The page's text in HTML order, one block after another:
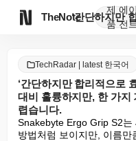
TheNote
제
품
에이
전트
TechRadar | latest 한국어
‘간단하지만 합리적으로
대비 훌륭하지만, 한 가지
렵습니다.
Snakebyte Ergo Grip S2
방법처럼 보이지만, 이름